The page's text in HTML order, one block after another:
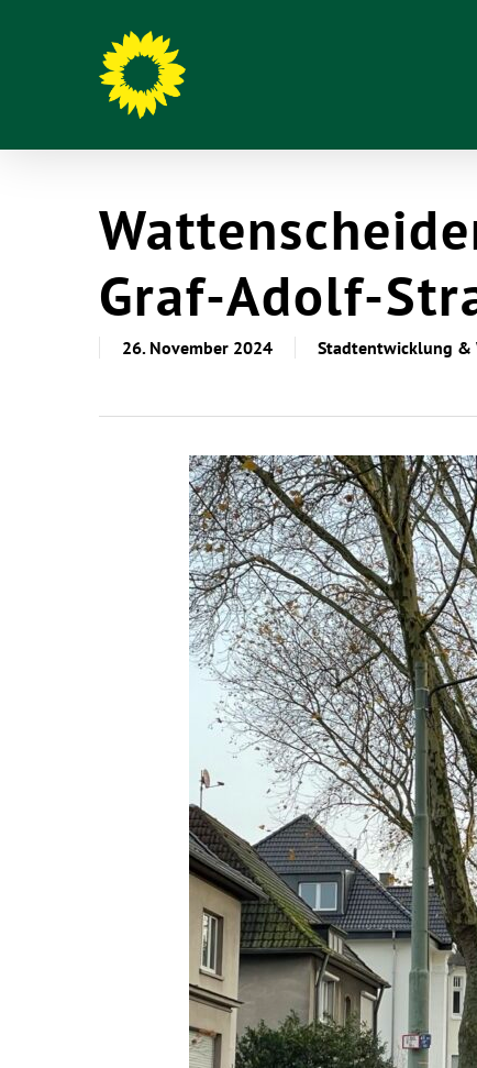
Hit enter to search or ESC to close
Graf-Adolf-
26. November 2024 Stadtentwicklung &